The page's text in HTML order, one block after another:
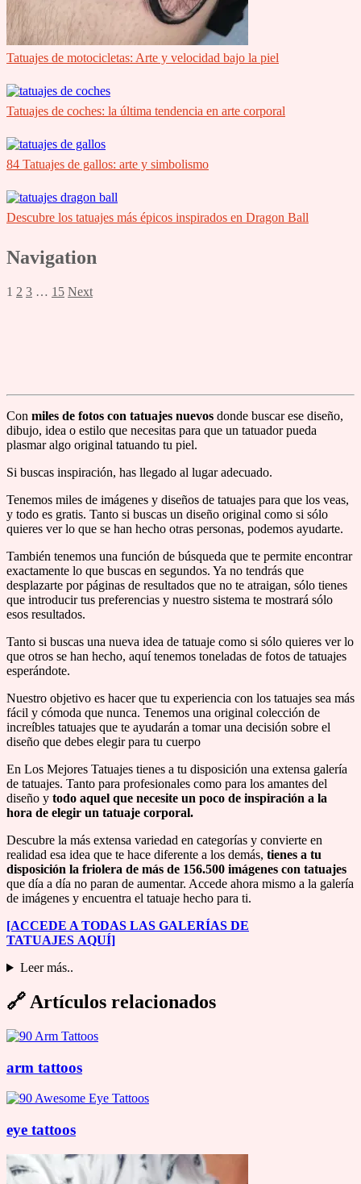
Tatuajes de motocicletas: Arte y velocidad bajo la piel
Tatuajes de coches: la última tendencia en arte corporal
84 Tatuajes de gallos: arte y simbolismo
Descubre los tatuajes más épicos inspirados en Dragon Ball
Navigation
1 2 3 … 15 Next
Con miles de fotos con tatuajes nuevos donde buscar ese diseño,
dibujo, idea o estilo que necesitas para que un tatuador pueda
plasmar algo original tatuando tu piel.
Si buscas inspiración, has llegado al lugar adecuado.
Tenemos miles de imágenes y diseños de tatuajes para que los veas,
y todo es gratis. Tanto si buscas un diseño original como si sólo
quieres ver lo que se han hecho otras personas, podemos ayudarte.
También tenemos una función de búsqueda que te permite encontrar
exactamente lo que buscas en segundos. Ya no tendrás que
desplazarte por páginas de resultados que no te atraigan, sólo tienes
que introducir tus preferencias y nuestro sistema te mostrará sólo
esos resultados.
Tanto si buscas una nueva idea de tatuaje como si sólo quieres ver lo
que otros se han hecho, aquí tenemos toneladas de fotos de tatuajes
esperándote.
Nuestro objetivo es hacer que tu experiencia con los tatuajes sea más
fácil y cómoda que nunca. Tenemos una original colección de
increíbles tatuajes que te ayudarán a tomar una decisión sobre el
diseño que debes elegir para tu cuerpo
En Los Mejores Tatuajes tienes a tu disposición una extensa galería
de tatuajes. Tanto para profesionales como para los amantes del
diseño y todo aquel que necesite un poco de inspiración a la
hora de elegir un tatuaje corporal.
Descubre la más extensa variedad en categorías y convierte en
realidad esa idea que te hace diferente a los demás, tienes a tu
disposición la friolera de más de 156.500 imágenes con tatuajes
que día a día no paran de aumentar. Accede ahora mismo a la galería
de imágenes y encuentra el tatuaje hecho para ti.
[ACCEDE A TODAS LAS GALERÍAS DE
TATUAJES AQUÍ]
Leer más..
🔗 Artículos relacionados
arm tattoos
eye tattoos